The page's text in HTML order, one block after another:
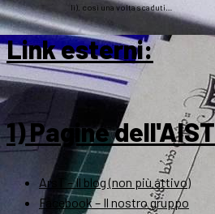
lì), così una volta scaduti…
Link esterni:
1) Pagine dell'AIST
ArsT – Il blog (non più attivo)
Facebook – Il nostro gruppo